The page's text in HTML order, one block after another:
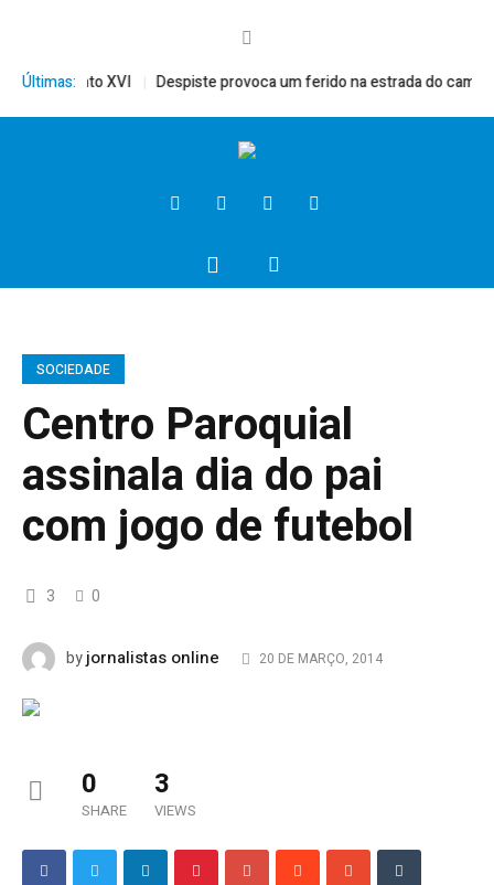
Últimas:
Bento XVI Despiste provoca um ferido na estrada do campo
SOCIEDADE
Centro Paroquial
assinala dia do pai
com jogo de futebol
3 0
byjornalistas online 20 DE MARÇO, 2014
0
SHARE
3
VIEWS